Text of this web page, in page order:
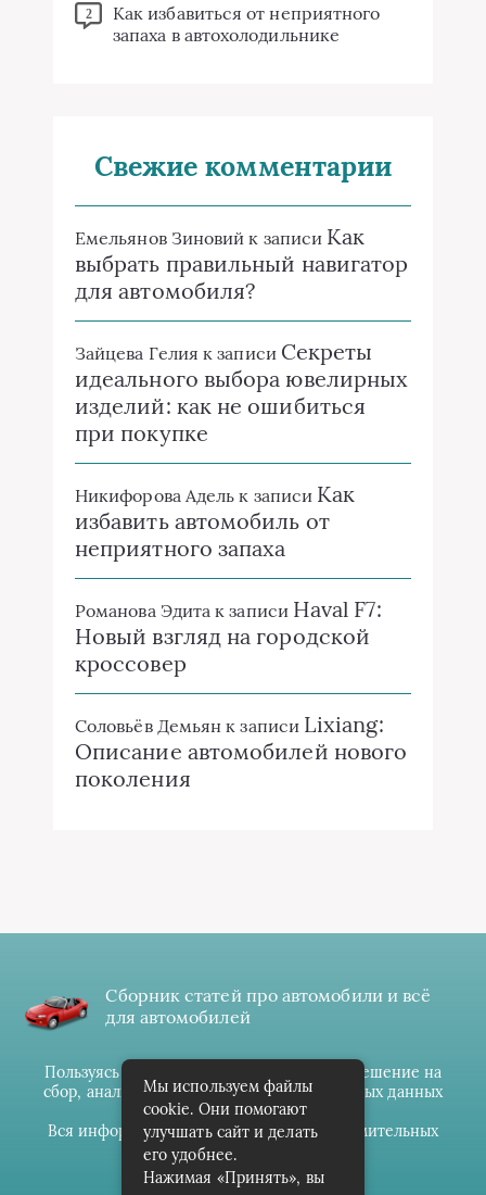
2
Как избавиться от неприятного
запаха в автохолодильнике
Свежие комментарии
Емельянов Зиновий к записи Как
выбрать правильный навигатор
для автомобиля?
Зайцева Гелия к записи Секреты
идеального выбора ювелирных
изделий: как не ошибиться
при покупке
Никифорова Адель к записи Как
избавить автомобиль от
неприятного запаха
Романова Эдита к записи Haval F7:
Новый взгляд на городской
кроссовер
Соловьёв Демьян к записи Lixiang:
Описание автомобилей нового
поколения
Сборник статей про автомобили и всё
для автомобилей
Пользуясь данным ресурсом вы даёте разрешение на
сбор, анализ и хранение своих персональных данных
согласноПравилам
Вся информация предоставлена в ознакомительных
целях.
Мы используем файлы
cookie. Они помогают
улучшать сайт и делать
его удобнее.
Нажимая «Принять», вы